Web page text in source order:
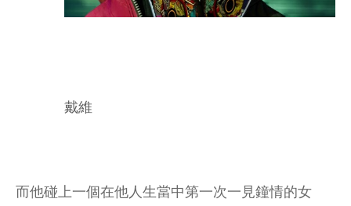
戴維
而他碰上一個在他人生當中第一次一見鐘情的女